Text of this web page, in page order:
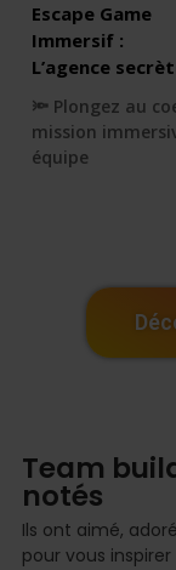
Escape Game
Immersif :
L’agence
🔦 Plongez au
mission
équipe
Team
notés
Ils ont aimé,
pour vous inspirer